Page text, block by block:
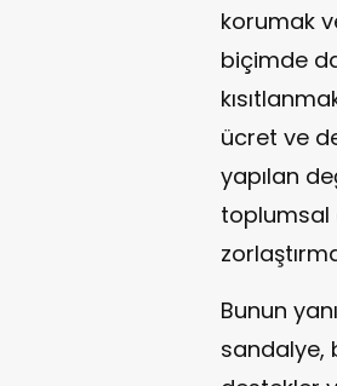
korumak
biçimde
ücret ve
yapılan
toplumsal
Bunun
sandalye,